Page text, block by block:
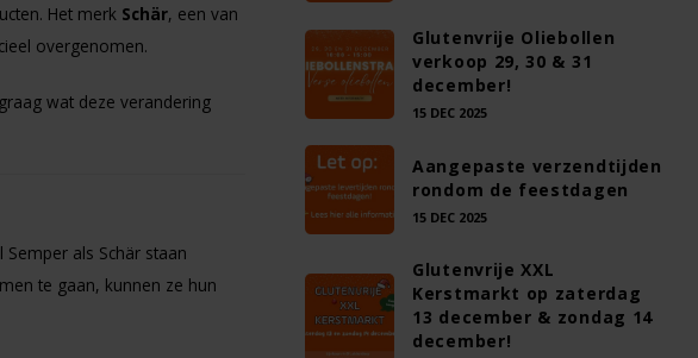
Het merk Schär, een van
overgenomen.
wat deze verandering
als Schär staan
te gaan, kunnen ze hun
Glutenvrije Oliebollen
verkoop 29, 30 & 31
december!
15 DEC 2025
Aangepaste verzendtijden
rondom de feestdagen
15 DEC 2025
Glutenvrije XXL
Kerstmarkt op zaterdag
13 december & zondag 14
december!